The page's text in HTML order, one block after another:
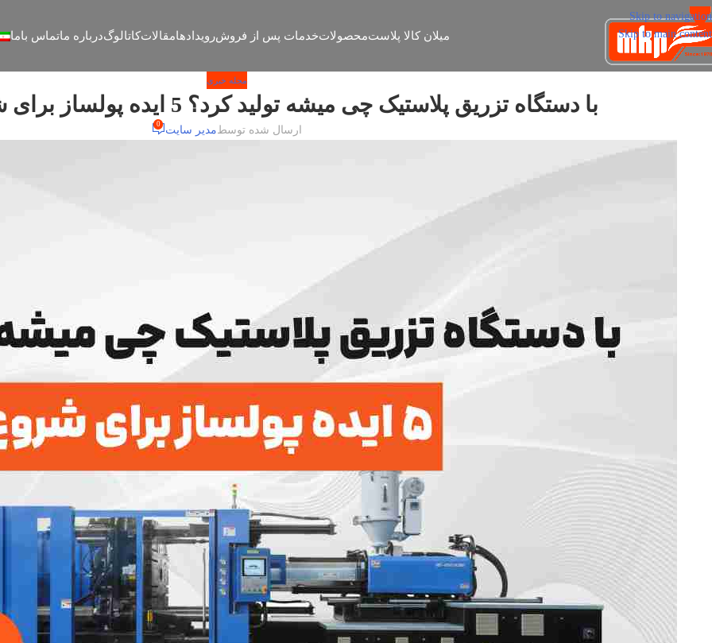
Skip to navigation
Skip to main content
میلان کالا پلاستمحصولاتخدمات پس از فروشرویدادهامقالاتکاتالوگدرباره ماتماس باما
مجله خبری
با دستگاه تزریق پلاستیک چی میشه تولید کرد؟ 5 ایده پولساز برای شروع کسب‌وکار
ارسال شده توسطمدیر سایت 0